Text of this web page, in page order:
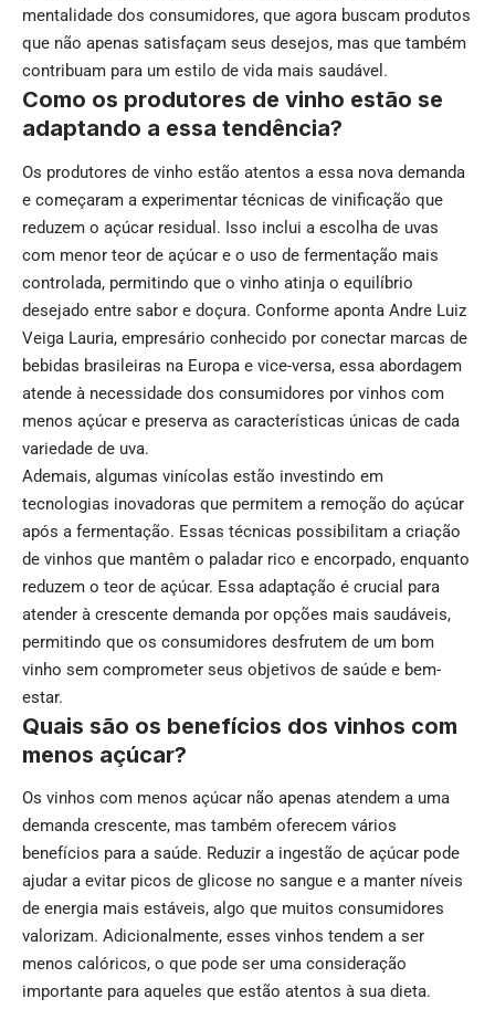
mentalidade dos consumidores, que agora buscam produtos
que não apenas satisfaçam seus desejos, mas que também
contribuam para um estilo de vida mais saudável.
Como os produtores de vinho estão se
adaptando a essa tendência?
Os produtores de vinho estão atentos a essa nova demanda
e começaram a experimentar técnicas de vinificação que
reduzem o açúcar residual. Isso inclui a escolha de uvas
com menor teor de açúcar e o uso de fermentação mais
controlada, permitindo que o vinho atinja o equilíbrio
desejado entre sabor e doçura. Conforme aponta Andre Luiz
Veiga Lauria, empresário conhecido por conectar marcas de
bebidas brasileiras na Europa e vice-versa, essa abordagem
atende à necessidade dos consumidores por vinhos com
menos açúcar e preserva as características únicas de cada
variedade de uva.
Ademais, algumas vinícolas estão investindo em
tecnologias inovadoras que permitem a remoção do açúcar
após a fermentação. Essas técnicas possibilitam a criação
de vinhos que mantêm o paladar rico e encorpado, enquanto
reduzem o teor de açúcar. Essa adaptação é crucial para
atender à crescente demanda por opções mais saudáveis,
permitindo que os consumidores desfrutem de um bom
vinho sem comprometer seus objetivos de saúde e bem-
estar.
Quais são os benefícios dos vinhos com
menos açúcar?
Os vinhos com menos açúcar não apenas atendem a uma
demanda crescente, mas também oferecem vários
benefícios para a saúde. Reduzir a ingestão de açúcar pode
ajudar a evitar picos de glicose no sangue e a manter níveis
de energia mais estáveis, algo que muitos consumidores
valorizam. Adicionalmente, esses vinhos tendem a ser
menos calóricos, o que pode ser uma consideração
importante para aqueles que estão atentos à sua dieta.